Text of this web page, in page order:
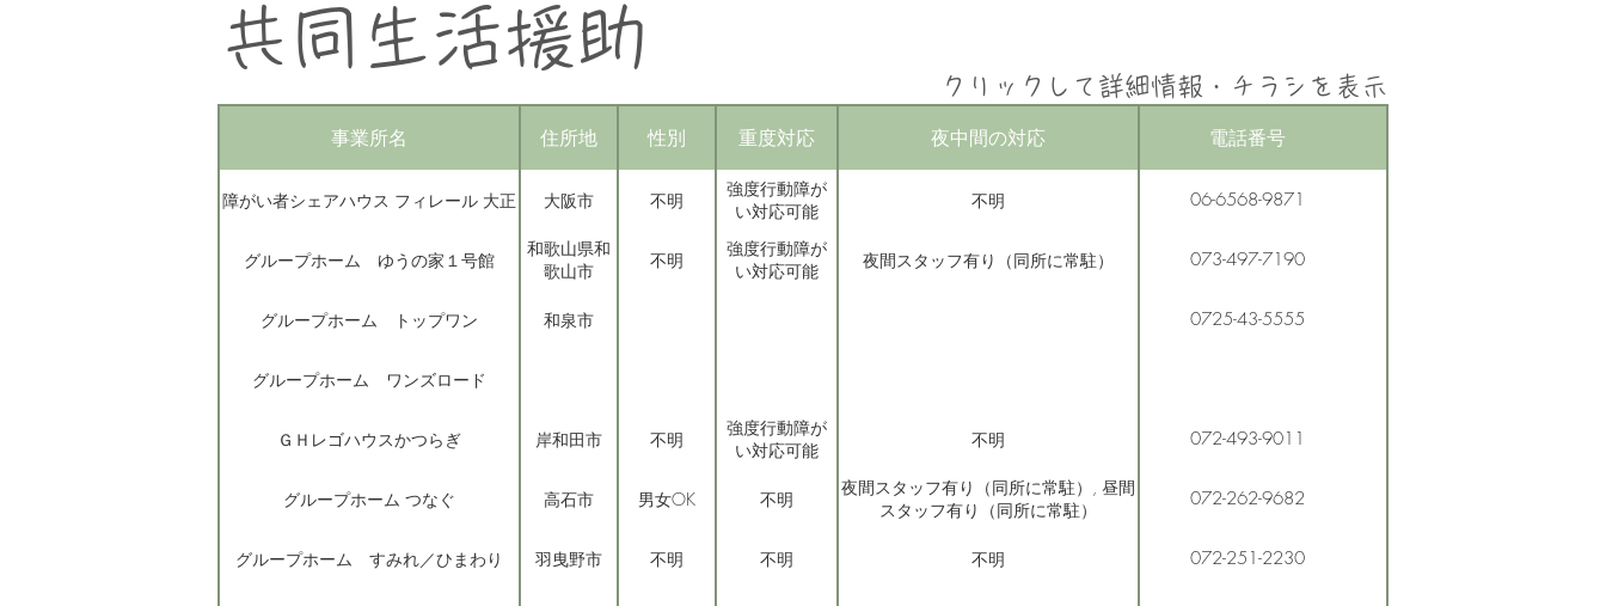
共同生活援助
クリックして詳細情報・チラシを表示
事業所名 住所地 性別 重度対応 夜中間の対応 電話番号
障がい者シェアハウス フィレール 大正 大阪市 不明
強度行動障が
い対応可能
不明 06-6568-9871
グループホーム ゆうの家１号館
和歌山県和
歌山市
不明
強度行動障が
い対応可能
夜間スタッフ有り（同所に常駐） 073-497-7190
グループホーム トップワン 和泉市 0725-43-5555
グループホーム ワンズロード
ＧＨレゴハウスかつらぎ 岸和田市 不明
強度行動障が
い対応可能
不明 072-493-9011
グループホーム つなぐ 高石市 男女OK 不明
夜間スタッフ有り（同所に常駐）, 昼間
スタッフ有り（同所に常駐）
072-262-9682
グループホーム すみれ／ひまわり 羽曳野市 不明 不明 不明 072-251-2230